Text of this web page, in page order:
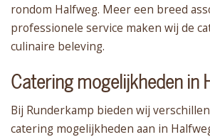
rondom Halfweg. Meer een breed
professionele service maken wij de
culinaire beleving.
Catering mogelijkheden in
Bij Runderkamp bieden wij
catering mogelijkheden aan in